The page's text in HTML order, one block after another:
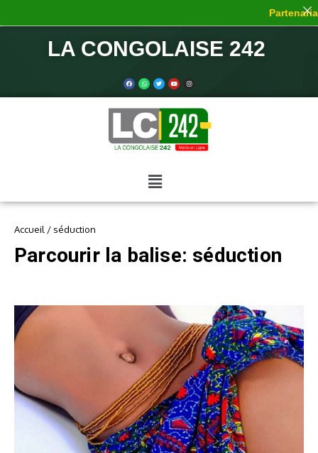
LA CONGOLAISE 242
Accueil / séduction
Parcourir la balise: séduction